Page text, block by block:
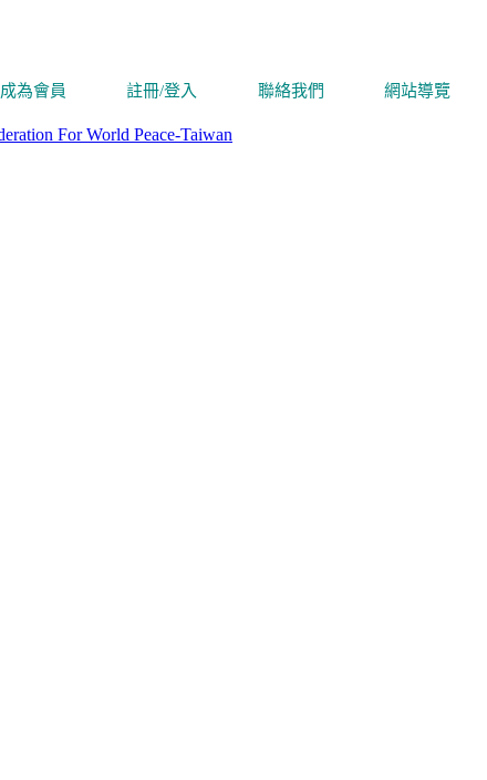
成為會員 註冊/登入 聯絡我們 網站導覽